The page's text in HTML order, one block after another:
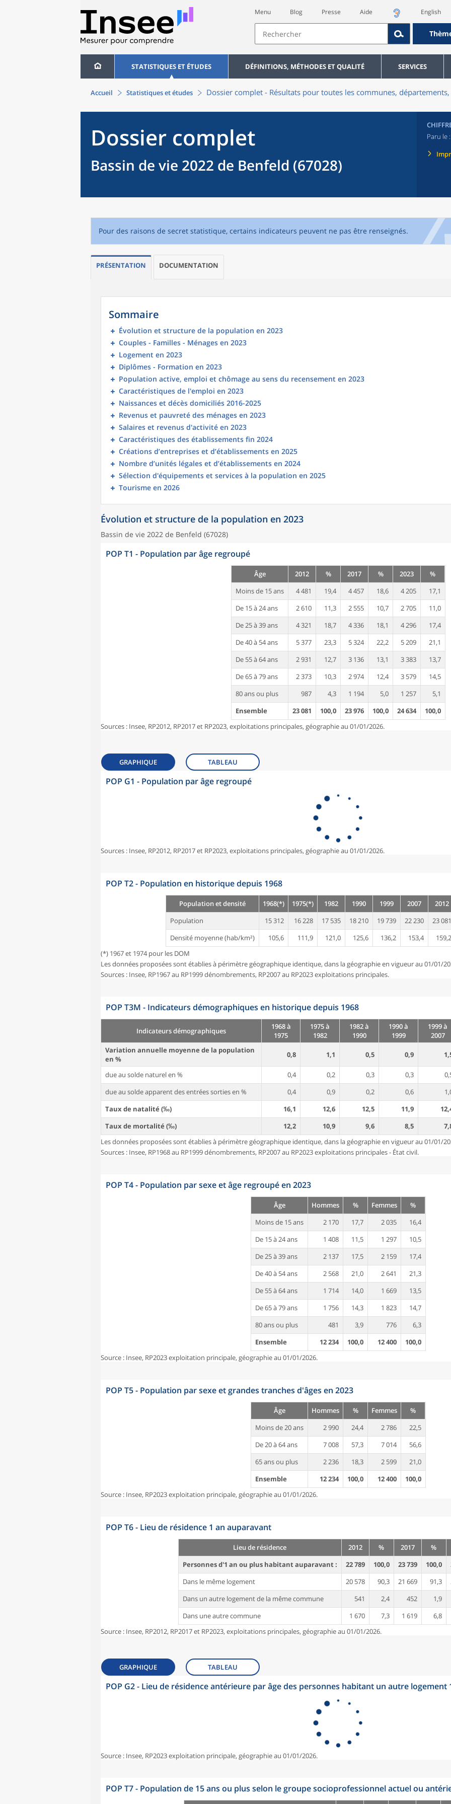
Menu Blog Presse Aide English
STATISTIQUES ET ÉTUDES DÉFINITIONS, MÉTHODES ET QUALITÉ SERVICES
Accueil Statistiques et études Dossier complet - Résultats pour toutes les communes,
Dossier complet
Bassin de vie 2022 de Benfeld (67028)
Paru le
Pour des raisons de secret statistique, certains indicateurs peuvent ne pas être renseignés.
PRÉSENTATION DOCUMENTATION
Sommaire
Évolution et structure de la population en 2023
Couples - Familles - Ménages en 2023
Logement en 2023
Diplômes - Formation en 2023
Population active, emploi et chômage au sens du recensement en 2023
Caractéristiques de l'emploi en 2023
Naissances et décès domiciliés 2016-2025
Revenus et pauvreté des ménages en 2023
Salaires et revenus d'activité en 2023
Caractéristiques des établissements fin 2024
Créations d’entreprises et d’établissements en 2025
Nombre d’unités légales et d’établissements en 2024
Sélection d'équipements et services à la population en 2025
Tourisme en 2026
Évolution et structure de la population en 2023
Bassin de vie 2022 de Benfeld (67028)
POP T1 - Population par âge regroupé
Âge 2012 % 2017 % 2023
%
Moins de 15 ans
4 481 19,4 4 457 18,6 4 205
17,1
De 15 à 24 ans
2 610 11,3 2 555 10,7 2 705
11,0
De 25 à 39 ans
4 321 18,7 4 336 18,1 4 296
17,4
De 40 à 54 ans
5 377 23,3 5 324 22,2 5 209
21,1
De 55 à 64 ans
2 931 12,7 3 136 13,1 3 383
13,7
De 65 à 79 ans
2 373 10,3 2 974 12,4 3 579
14,5
80 ans ou plus
987 4,3 1 194 5,0 1 257
5,1
Ensemble
23 081 100,0 23 976 100,0 24 634
100,0
Sources : Insee, RP2012, RP2017 et RP2023, exploitations principales, géographie au 01/01/2026.
GRAPHIQUE TABLEAU
POP G1 - Population par âge regroupé
Sources : Insee, RP2012, RP2017 et RP2023, exploitations principales, géographie au 01/01/2026.
POP T2 - Population en historique depuis 1968
Population et densité 1968(*) 1975(*) 1982 1990 1999 2007
2012
Population
15 312 16 228 17 535 18 210 19 739 22 230
23 081
Densité moyenne (hab/km²)
105,6 111,9 121,0 125,6 136,2 153,4
159,2
(*) 1967 et 1974 pour les DOM
Les données proposées sont établies à périmètre géographique identique, dans la géographie en vigueur au 01/01/
Sources : Insee, RP1967 au RP1999 dénombrements, RP2007 au RP2023 exploitations principales.
POP T3M - Indicateurs démographiques en historique depuis 1968
Indicateurs démographiques
1968 à
1975
1975 à
1982
1982 à
1990
1990 à
1999
1999 à
2007
Variation annuelle moyenne de la population
en %
0,8 1,1 0,5 0,9
due au solde naturel en % 0,4 0,2 0,3 0,3
due au solde apparent des entrées sorties en %
0,4 0,9 0,2 0,6
Taux de natalité (‰)
16,1 12,6 12,5 11,9
Taux de mortalité (‰)
12,2 10,9 9,6 8,5
Les données proposées sont établies à périmètre géographique identique, dans la géographie en vigueur au 01/01/
Sources : Insee, RP1968 au RP1999 dénombrements, RP2007 au RP2023 exploitations principales - État civil.
POP T4 - Population par sexe et âge regroupé en 2023
Âge Hommes % Femmes
%
Moins de 15 ans
2 170 17,7 2 035
16,4
De 15 à 24 ans
1 408 11,5 1 297
10,5
De 25 à 39 ans
2 137 17,5 2 159
17,4
De 40 à 54 ans
2 568 21,0 2 641
21,3
De 55 à 64 ans
1 714 14,0 1 669
13,5
De 65 à 79 ans
1 756 14,3 1 823
14,7
80 ans ou plus
481 3,9 776
6,3
Ensemble
12 234 100,0 12 400
100,0
Source : Insee, RP2023 exploitation principale, géographie au 01/01/2026.
POP T5 - Population par sexe et grandes tranches d'âges en 2023
Âge Hommes % Femmes
%
Moins de 20 ans
2 990 24,4 2 786
22,5
De 20 à 64 ans
7 008 57,3 7 014
56,6
65 ans ou plus
2 236 18,3 2 599
21,0
Ensemble
12 234 100,0 12 400
100,0
Source : Insee, RP2023 exploitation principale, géographie au 01/01/2026.
POP T6 - Lieu de résidence 1 an auparavant
Lieu de résidence 2012 % 2017
%
Personnes d'1 an ou plus habitant auparavant :
22 789 100,0 23 739 100,0
Dans le même logement
20 578 90,3 21 669 91,3
Dans un autre logement de la même commune
541 2,4 452
1,9
Dans une autre commune
1 670 7,3 1 619
6,8
Source : Insee, RP2012, RP2017 et RP2023, exploitations principales, géographie au 01/01/2026.
GRAPHIQUE TABLEAU
POP G2 - Lieu de résidence antérieure par âge des personnes habitant un autre logement
Source : Insee, RP2023 exploitation principale, géographie au 01/01/2026.
POP T7 - Population de 15 ans ou plus selon le groupe socioprofessionnel actuel ou